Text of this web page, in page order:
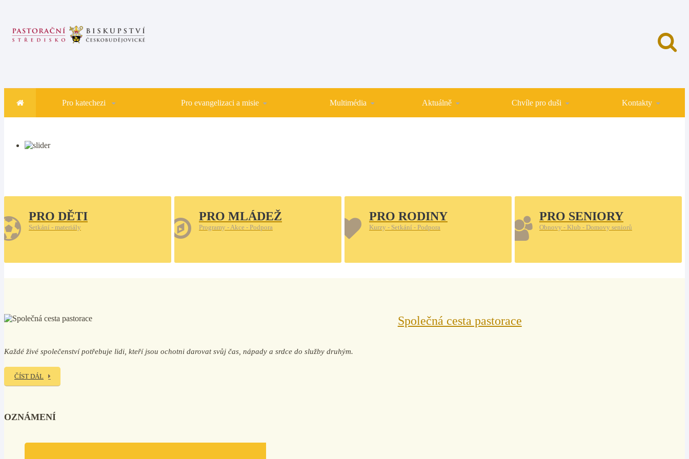
Pro katechezi Pro evangelizaci a misie Multimédia Aktuálně Chvíle pro duši Kontakty
PRO DĚTI
Setkání - materiály
PRO MLÁDEŽ
Programy - Akce - Podpora
PRO RODINY
Kurzy - Setkání - Podpora
PRO SENIORY
Obnovy - Klub - Domovy seniorů
Společná cesta pastorace
Každé živé společenství potřebuje lidi, kteří jsou ochotni darovat svůj čas, nápady a srdce do služby druhým.
ČÍST DÁL
OZNÁMENÍ